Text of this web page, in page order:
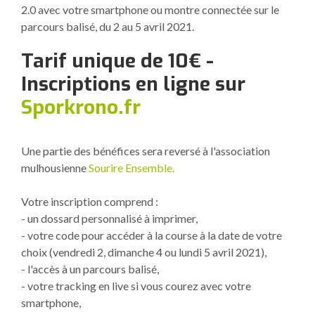
2.0 avec votre smartphone ou montre connectée sur le
parcours balisé, du 2 au 5 avril 2021.
Tarif unique de 10€ -
Inscriptions en ligne sur
Sporkrono.fr
Une partie des bénéfices sera reversé à l'association
mulhousienneSourire Ensemble.
Votre inscription comprend :
- un dossard personnalisé à imprimer,
- votre code pour accéder à la course à la date de votre
choix (vendredi 2, dimanche 4 ou lundi 5 avril 2021),
- l'accès à un parcours balisé,
- votre tracking en live si vous courez avec votre
smartphone,